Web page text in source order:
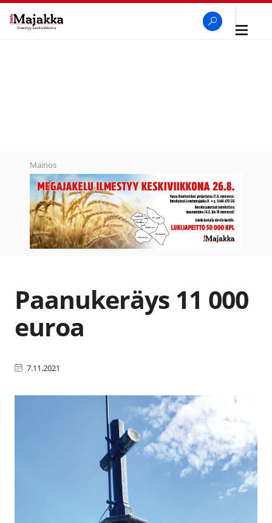
Avaa
Mainos
Paanukeräys 11 000
euroa
7.11.2021